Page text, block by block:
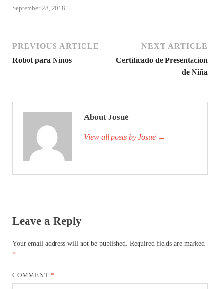
September 28, 2018
PREVIOUS ARTICLE
Robot para Niños
NEXT ARTICLE
Certificado de Presentación
de Niña
About Josué
View all posts by Josué →
Leave a Reply
Your email address will not be published. Required fields are marked
*
COMMENT*